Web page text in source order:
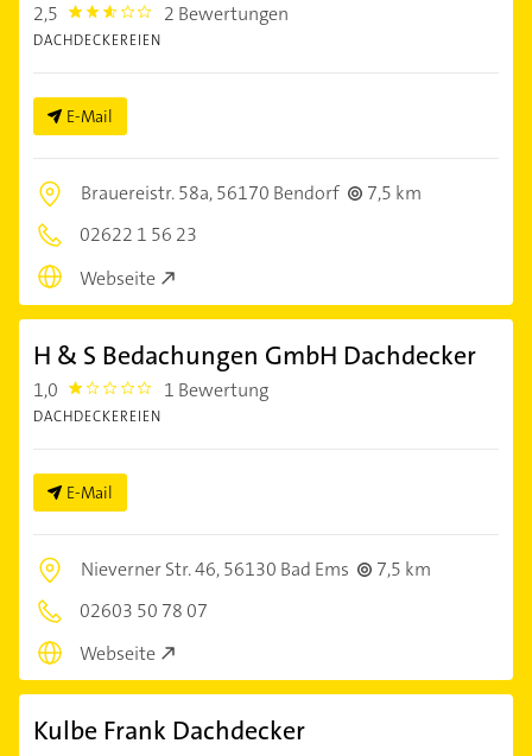
2,5 2.5 2 Bewertungen
DACHDECKEREIEN
E-Mail
Brauereistr. 58a,56170 Bendorf
7,5 km
02622 1 56 23
Webseite
H & S Bedachungen GmbH Dachdecker
1,0 1.0 1 Bewertung
DACHDECKEREIEN
E-Mail
Nieverner Str. 46,56130 Bad Ems
7,5 km
02603 50 78 07
Webseite
Kulbe Frank Dachdecker